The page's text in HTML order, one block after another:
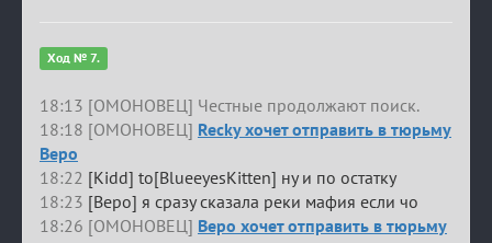
Ход № 7.
18:13 [ОМОНОВЕЦ] Честные продолжают поиск.
18:18 [ОМОНОВЕЦ] Recky хочет отправить в тюрьму
Веро
18:22 [Kidd] to[BlueeyesKitten] ну и по остатку
18:23 [Веро] я сразу сказала реки мафия если чо
18:26 [ОМОНОВЕЦ] Веро хочет отправить в тюрьму